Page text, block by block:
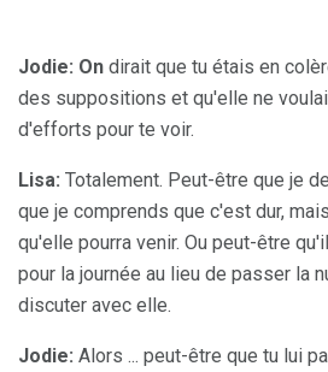
Jodie: On dirait que tu étais en
des suppositions et qu'elle ne
d'efforts pour te voir.
Lisa: Totalement. Peut-être que je
que je comprends que c'est dur,
qu'elle pourra venir. Ou peut-être
pour la journée au lieu de passer la
discuter avec elle.
Jodie: Alors ... peut-être que tu lui